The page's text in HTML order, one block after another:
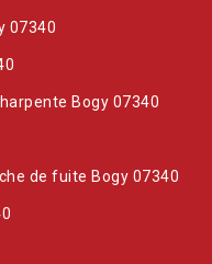
07340
Bogy 07340
de fuite Bogy 07340